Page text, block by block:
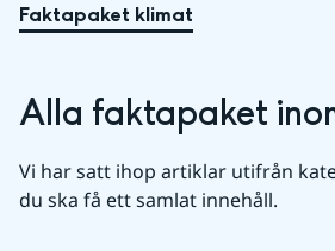
Faktapaket klimat
Alla faktapaket
Vi har satt ihop artiklar utifrån
du ska få ett samlat innehåll.